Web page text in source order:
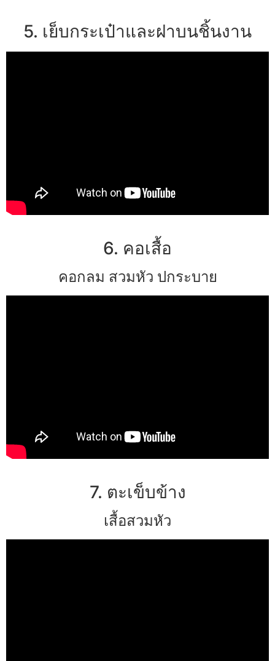
5. เย็บกระเป๋าและฝาบนชิ้นงาน
6. คอเสื้อ
คอกลม สวมหัว ปกระบาย
7. ตะเข็บข้าง
เสื้อสวมหัว